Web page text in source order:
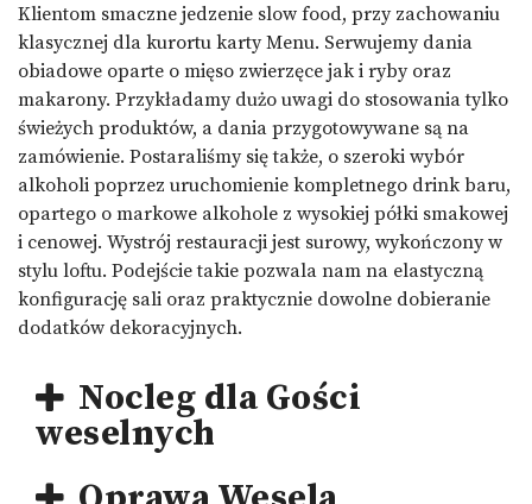
Klientom smaczne jedzenie slow food, przy zachowaniu
klasycznej dla kurortu karty Menu. Serwujemy dania
obiadowe oparte o mięso zwierzęce jak i ryby oraz
makarony. Przykładamy dużo uwagi do stosowania tylko
świeżych produktów, a dania przygotowywane są na
zamówienie. Postaraliśmy się także, o szeroki wybór
alkoholi poprzez uruchomienie kompletnego drink baru,
opartego o markowe alkohole z wysokiej półki smakowej
i cenowej. Wystrój restauracji jest surowy, wykończony w
stylu loftu. Podejście takie pozwala nam na elastyczną
konfigurację sali oraz praktycznie dowolne dobieranie
dodatków dekoracyjnych.
Nocleg dla Gości
weselnych